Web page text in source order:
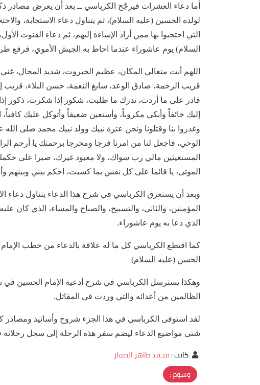
أما دعاء العشرات فيرجّح الكرباسي ــ بعد أن يعرض مصادر
لولده الحسين (عليه السلام)، ثم يتناول دعاء الاستجابة،
التي احتجبوا بها ممن أراد الإساءة إليهم، ثم دعاء القنوت
السلام) يوم عاشوراء عندما احاط به الجيش الأموي، فرفع
اللهم أنت متعالي المكان، عظيم الجبروت، شديد المحال،
قريب الرحمة، صادق الوعد، سابغ النعمة، حسن البلاء، قريب
قادر على ما أردت، تدرك ما طلبت، شكور إذا شكرت، ذكور
إليك خائفاً وأبكي مكروباً، وأستعين ضعيفاً وأتوكل عليك كافياً،
وغدروا بنا وقتلونا ونحن عترة نبيك وولد نبيك محمد صلى الله
الوحي، فاجعل لنا من امرنا فرجا ومخرجا برحمتك يا أرحم
المستغيثين مالي رب سواك، ولا معبود غيرك، صبرا على حكمك
الموتى، يا قائما على كل نفس بما كسبت، احكم بيني وبينهم
وبعد أن يستغرق الكرباسي في شرح هذا الدعاء يتناول دعاء
المؤمنين، والثاني، والتسبيح، والصباح والمساء، الذي كان
الذي دعا به يوم عاشوراء.
كما اقتطع الكرباسي كل ما له علاقة بالدعاء من خطب
الحسن (عليه السلام)
وهكذا يسترسل الكرباسي في شرح أدعية الإمام الحسين في
الظالمين من أعدائه والتي وردت في المقاتل.
لقد استوفى الكرباسي في هذا الجزء شروح وأسانيد ومصادر
شتى مواضيع الدعاء ليضم سفر هذه الرحلة إلى سجل
كاتب:محمد طاهر الصفار
وسوم :